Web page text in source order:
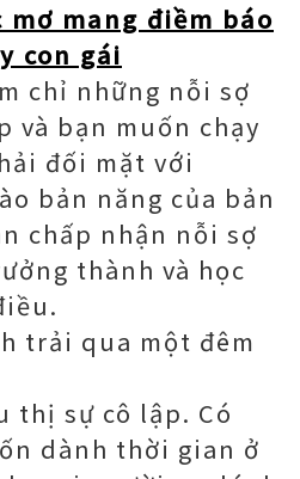
mơ mang điềm báo
con gái
chỉ những nỗi sợ
và bạn muốn chạy
đối mặt với
bản năng của bản
chấp nhận nỗi sợ
thành và học
trải qua một đêm
thị sự cô lập. Có
dành thời gian ở